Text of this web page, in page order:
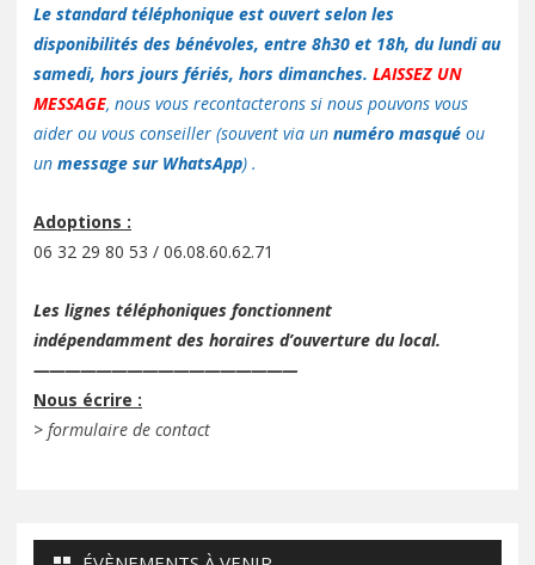
Le standard téléphonique est ouvert selon les
disponibilités des bénévoles, entre 8h30 et 18h, du lundi au
samedi, hors jours fériés, hors dimanches. LAISSEZ UN
MESSAGE, nous vous recontacterons si nous pouvons vous
aider ou vous conseiller (souvent via un numéro masqué ou
un message sur WhatsApp) .
Adoptions :
06 32 29 80 53 / 06.08.60.62.71
Les lignes téléphoniques fonctionnent
indépendamment des horaires d’ouverture du local.
—————————————————
Nous écrire :
> formulaire de contact